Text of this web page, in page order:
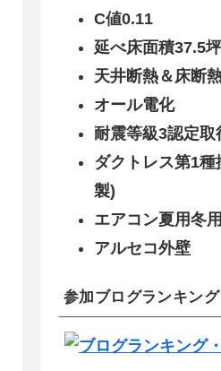
C値0.11
延べ床面積37.5
天井断熱＆床断
オール電化
耐震等級3認定
ダクトレス第1
製)
エアコン夏用冬
アルセコ外壁
参加ブログランキング